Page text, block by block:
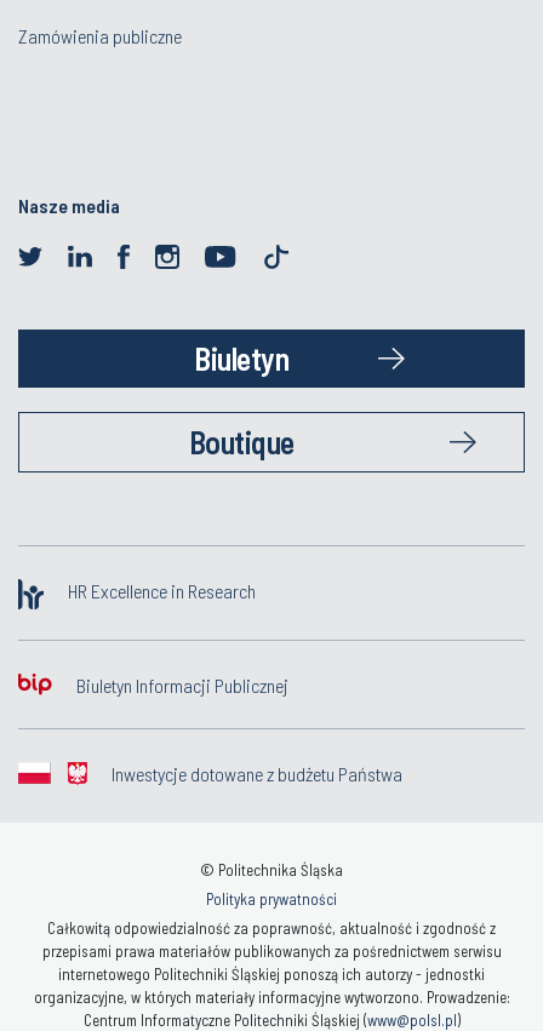
Zamówienia publiczne
Nasze media
Biuletyn
Boutique
HR Excellence in Research
Biuletyn Informacji Publicznej
Inwestycje dotowane z budżetu Państwa
© Politechnika Śląska
Polityka prywatności
Całkowitą odpowiedzialność za poprawność, aktualność i zgodność z
przepisami prawa materiałów publikowanych za pośrednictwem serwisu
internetowego Politechniki Śląskiej ponoszą ich autorzy - jednostki
organizacyjne, w których materiały informacyjne wytworzono. Prowadzenie:
Centrum Informatyczne Politechniki Śląskiej (www@polsl.pl)